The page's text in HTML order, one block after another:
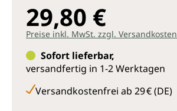
29,80 €
Preise inkl. MwSt. zzgl. Versandkosten
Sofort lieferbar,
versandfertig in 1-2 Werktagen
Versandkostenfrei ab 29 € (DE)